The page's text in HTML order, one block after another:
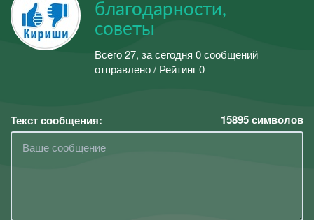
благодарности,
советы
Всего 27, за сегодня 0 сообщений
отправлено / Рейтинг 0
Текст сообщения: 15895символов